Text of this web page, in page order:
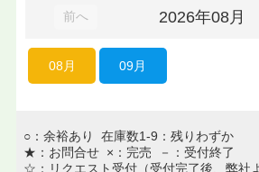
前へ 2026年08月
08月 09月
○：余裕あり 在庫数1-9：残りわずか
★：お問合せ ×：完売 －：受付終了
☆：リクエスト受付（受付完了後、弊社